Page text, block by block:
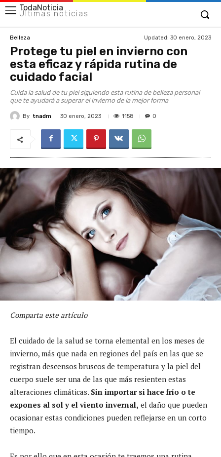
TodaNoticia
Últimas noticias
Belleza Updated: 30 enero, 2023
Protege tu piel en invierno con
esta eficaz y rápida rutina de
cuidado facial
Cuida la salud de tu piel siguiendo esta rutina de belleza personal
que te ayudará a superar el invierno de la mejor forma
By tnadm 30 enero, 2023 1158 0
Comparta este artículo
El cuidado de la salud se torna elemental en los meses de
invierno, más que nada en regiones del país en las que se
registran descensos bruscos de temperatura y la piel del
cuerpo suele ser una de las que más resienten estas
alteraciones climáticas. Sin importar si hace frío o te
expones al sol y el viento invernal, el daño que pueden
ocasionar estas condiciones pueden reflejarse en un corto
tiempo.